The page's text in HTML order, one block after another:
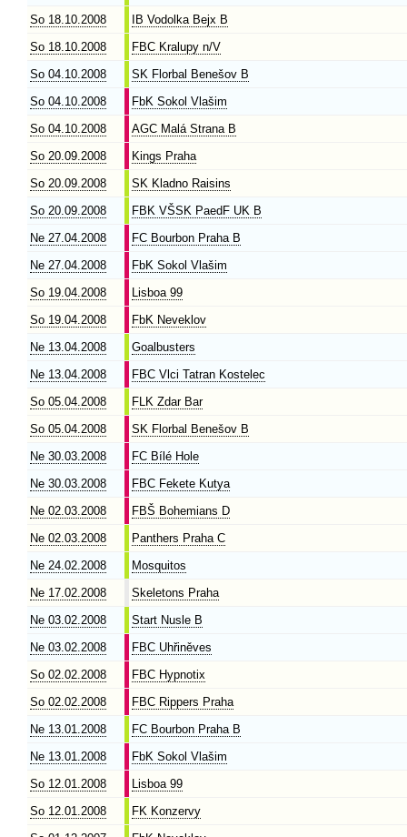
So 18.10.2008
IB Vodolka Bejx B
So 18.10.2008
FBC Kralupy n/V
So 04.10.2008
SK Florbal Benešov B
So 04.10.2008
FbK Sokol Vlašim
So 04.10.2008
AGC Malá Strana B
So 20.09.2008
Kings Praha
So 20.09.2008
SK Kladno Raisins
So 20.09.2008
FBK VŠSK PaedF UK B
Ne 27.04.2008
FC Bourbon Praha B
Ne 27.04.2008
FbK Sokol Vlašim
So 19.04.2008
Lisboa 99
So 19.04.2008
FbK Neveklov
Ne 13.04.2008
Goalbusters
Ne 13.04.2008
FBC Vlci Tatran Kostelec
So 05.04.2008
FLK Zdar Bar
So 05.04.2008
SK Florbal Benešov B
Ne 30.03.2008
FC Bílé Hole
Ne 30.03.2008
FBC Fekete Kutya
Ne 02.03.2008
FBŠ Bohemians D
Ne 02.03.2008
Panthers Praha C
Ne 24.02.2008
Mosquitos
Ne 17.02.2008
Skeletons Praha
Ne 03.02.2008
Start Nusle B
Ne 03.02.2008
FBC Uhřiněves
So 02.02.2008
FBC Hypnotix
So 02.02.2008
FBC Rippers Praha
Ne 13.01.2008
FC Bourbon Praha B
Ne 13.01.2008
FbK Sokol Vlašim
So 12.01.2008
Lisboa 99
So 12.01.2008
FK Konzervy